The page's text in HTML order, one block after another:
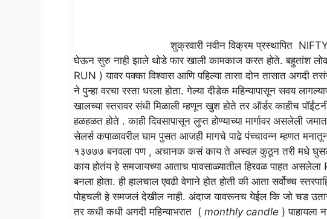
शुक्रवारी नवीन विक्रम प्रस्थापित NIFTY –
घेऊन सुरु नाही झाले थोडे फार खाली कामकाज करत होते. बहुतांश
RUN ) यावर पक्का विश्वास आणि पहिल्या तासा दोन तासात अगदी
ने पुन्हा वरचा रस्ता धरला होता. गेल्या दीडेक महिन्यापासून सवय
खालच्या स्तरावर संधी मिळाली म्हणून खुश होते तर ऑर्डर काहीच
हळहळत होते . काही दिवसापासून लुप्त होण्याच्या मार्गावर असलेली
सेलर्स कपाळावरील घाम पुसत आजही मागचे पाढे पंच्चावन्न म्हणत
१३७७७ बनवला पण , अचानक कसं काय ते अस्वल कुठून तरी मधे घुसले
काय होतंय हे समजायच्या आताच पावसाळ्यातील हिरवळ पाहत
बनला होता. ही हालचाल एवढी वेगाने होत होती की आता सर्वोच्च
पोहचली हे समजलं देखील नाही. अंदाज यावरूनच येईल कि जो चड
तर कधी कधी अगदी महिन्याभरात ( monthly candle ) पाहायला